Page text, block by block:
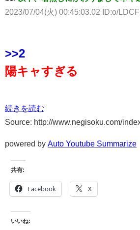
2023/07/04(火) 00:45:03.02 ID:o/
>>2
陽キャすぎる
続きを読む
Source: http://www.negisoku.com/
powered by Auto Youtube Summarize
共有:
Facebook X
いいね: